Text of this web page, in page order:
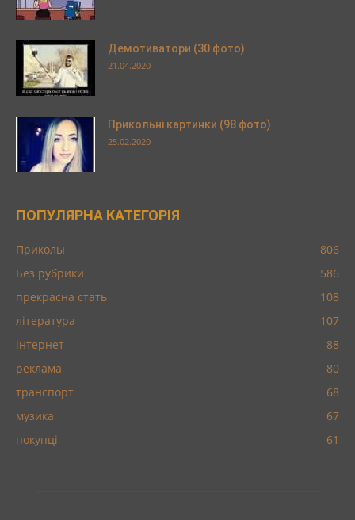
Демотиватори (30 фото)
21.04.2020
Прикольні картинки (98 фото)
25.02.2020
ПОПУЛЯРНА КАТЕГОРІЯ
Приколы
806
Без рубрики
586
прекрасна стать
108
література
107
інтернет
88
реклама
80
транспорт
68
музика
67
покупці
61